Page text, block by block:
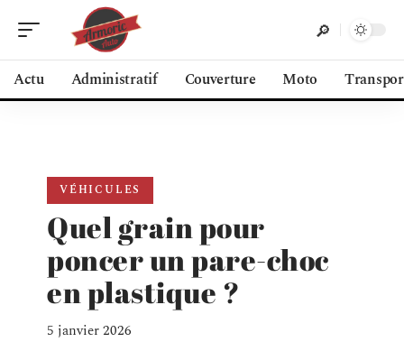
Actu Administratif Couverture Moto
VÉHICULES
Quel grain pour
poncer un pare-choc
en plastique ?
5 janvier 2026